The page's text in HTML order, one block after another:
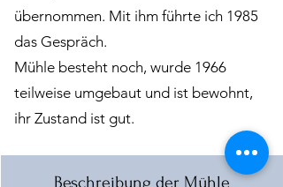
übernommen. Mit ihm führte ich 1985
das Gespräch.
Mühle besteht noch, wurde 1966
teilweise umgebaut und ist bewohnt,
ihr Zustand ist gut.
Beschreibung der Mühle